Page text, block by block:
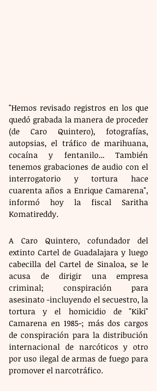
"Hemos revisado registros en los que
quedó grabada la manera de proceder
(de Caro Quintero), fotografías,
autopsias, el tráfico de marihuana,
cocaína y fentanilo... También
tenemos grabaciones de audio con el
interrogatorio y tortura hace
cuarenta años a Enrique Camarena",
informó hoy la fiscal Saritha
Komatireddy.
A Caro Quintero, cofundador del
extinto Cartel de Guadalajara y luego
cabecilla del Cartel de Sinaloa, se le
acusa de dirigir una empresa
criminal; conspiración para
asesinato -incluyendo el secuestro, la
tortura y el homicidio de "Kiki"
Camarena en 1985-; más dos cargos
de conspiración para la distribución
internacional de narcóticos y otro
por uso ilegal de armas de fuego para
promover el narcotráfico.